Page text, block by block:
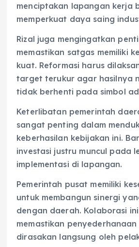
menciptakan lapangan kerja
memperkuat daya saing
Rizal juga mengingatkan
memastikan satgas memiliki
kuat. Reformasi harus
target terukur agar hasilnya
tidak berhenti pada simbol
Keterlibatan pemerintah
sangat penting dalam
keberhasilan kebijakan ini.
investasi justru muncul pada
implementasi di lapangan.
Pemerintah pusat memiliki
untuk membangun sinergi
dengan daerah. Kolaborasi
memastikan
dirasakan langsung oleh